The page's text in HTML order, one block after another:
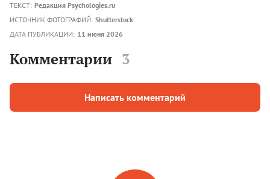
ТЕКСТ: Редакция Psychologies.ru
ИСТОЧНИК ФОТОГРАФИЙ: Shutterstock
ДАТА ПУБЛИКАЦИИ: 11 июня 2026
Комментарии 3
Написать комментарий